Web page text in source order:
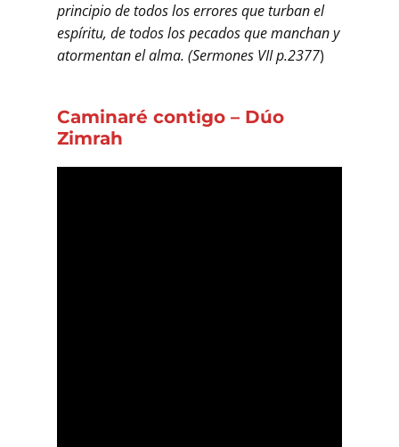
principio de todos los errores que turban el
espíritu, de todos los pecados que manchan y
atormentan el alma. (Sermones VII p.2377)
Caminaré contigo – Dúo
Zimrah